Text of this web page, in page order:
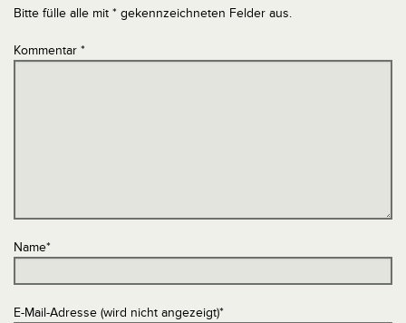
Bitte fülle alle mit * gekennzeichneten Felder aus.
Kommentar *
Name*
E-Mail-Adresse (wird nicht angezeigt)*